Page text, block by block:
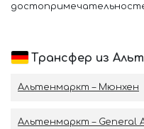
Трансфер из
Альтенмаркт – Мюнхен
Альтенмаркт – General